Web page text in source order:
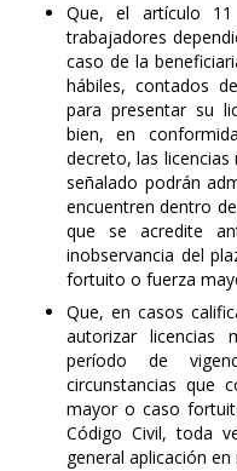
Que, el artículo
trabajadores
caso de la
hábiles, contados
para presentar su
bien, en
decreto, las
señalado podrán
encuentren dentro
que se acredite
inobservancia del
fortuito o fuerza
Que, en casos
autorizar licencias
período de
circunstancias que
mayor o caso
Código Civil, toda
general aplicación